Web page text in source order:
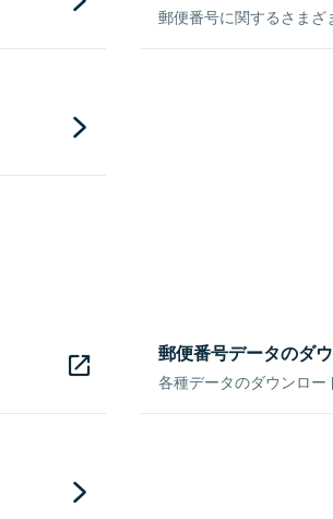
郵便番号に関するさまざ
郵便番号データのダ
各種データのダウンロー